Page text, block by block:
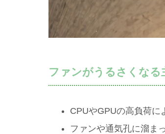
ファンがうるさくなる
CPUやGPUの高負荷に
ファンや通気孔に溜ま